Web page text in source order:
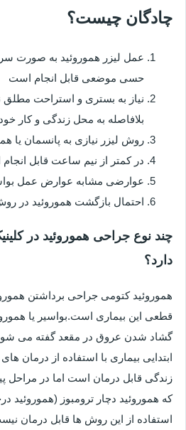
چادگان چیست؟
عمل لیزر هموروئید به صورت
حسی موضعی قابل انجام است
نیاز به بستری و استراحت مطلق
بلافاصله به محل زندگی و کار
روش لیزر نیازی به پانسمان یا
در کمتر از نیم ساعت قابل
عوارضی مشابه عوارض عمل
احتمال بازگشت هموروئید در
چند نوع جراحی هموروئید در
دارد؟
هموروئید کتومی جراحی برداشتن
قطعی این بیماری است.بواسیر یا
گشاد شدن عروق در مقعد گفته می
ابتدایی بیماری با استفاده از درمان
زندگی قابل درمان است اما در مراحل
که هموروئید دچار ترومبوز (هموروئید
استفاده از این روش ها قابل درمان